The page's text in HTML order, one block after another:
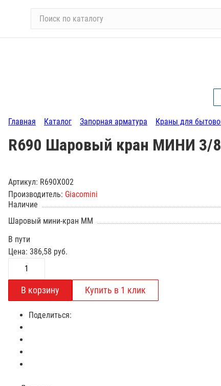
и
т
л
у
Главная Каталог Запорная арматура Краны для
R690 Шаровый кран МИНИ 3/
Артикул: R690X002
Производитель: Giacomini
Наличие
Шаровый мини-кран ММ
В пути
Цена: 386,58 руб.
Поделиться: